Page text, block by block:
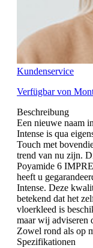
Kundenservice
Verfügbar von
Beschreibung
Een nieuwe naam
Intense is qua
Touch met
trend van nu zijn.
Poyamide 6
heeft u
Intense. Deze
betekend dat het
vloerkleed is
maar wij adviseren
Zowel rond als op
Spezifikationen